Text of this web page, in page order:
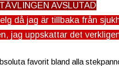
TÄVLINGEN AVSLUTAD
då jag är tillbaka från
jag uppskattar det
favorit bland alla